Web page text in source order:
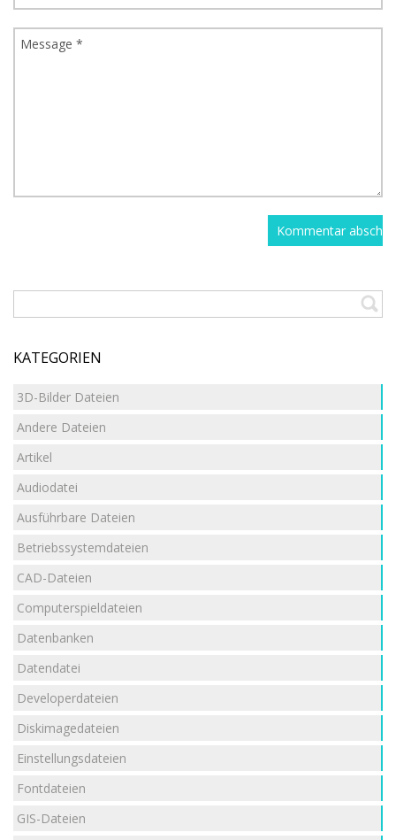
KATEGORIEN
3D-Bilder Dateien
Andere Dateien
Artikel
Audiodatei
Ausführbare Dateien
Betriebssystemdateien
CAD-Dateien
Computerspieldateien
Datenbanken
Datendatei
Developerdateien
Diskimagedateien
Einstellungsdateien
Fontdateien
GIS-Dateien